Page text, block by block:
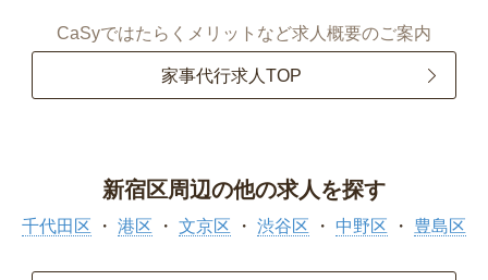
CaSyではたらくメリットなど求人概要のご案内
家事代行求人TOP
新宿区周辺の他の求人を探す
千代田区 港区 文京区 渋谷区 中野区 豊島区